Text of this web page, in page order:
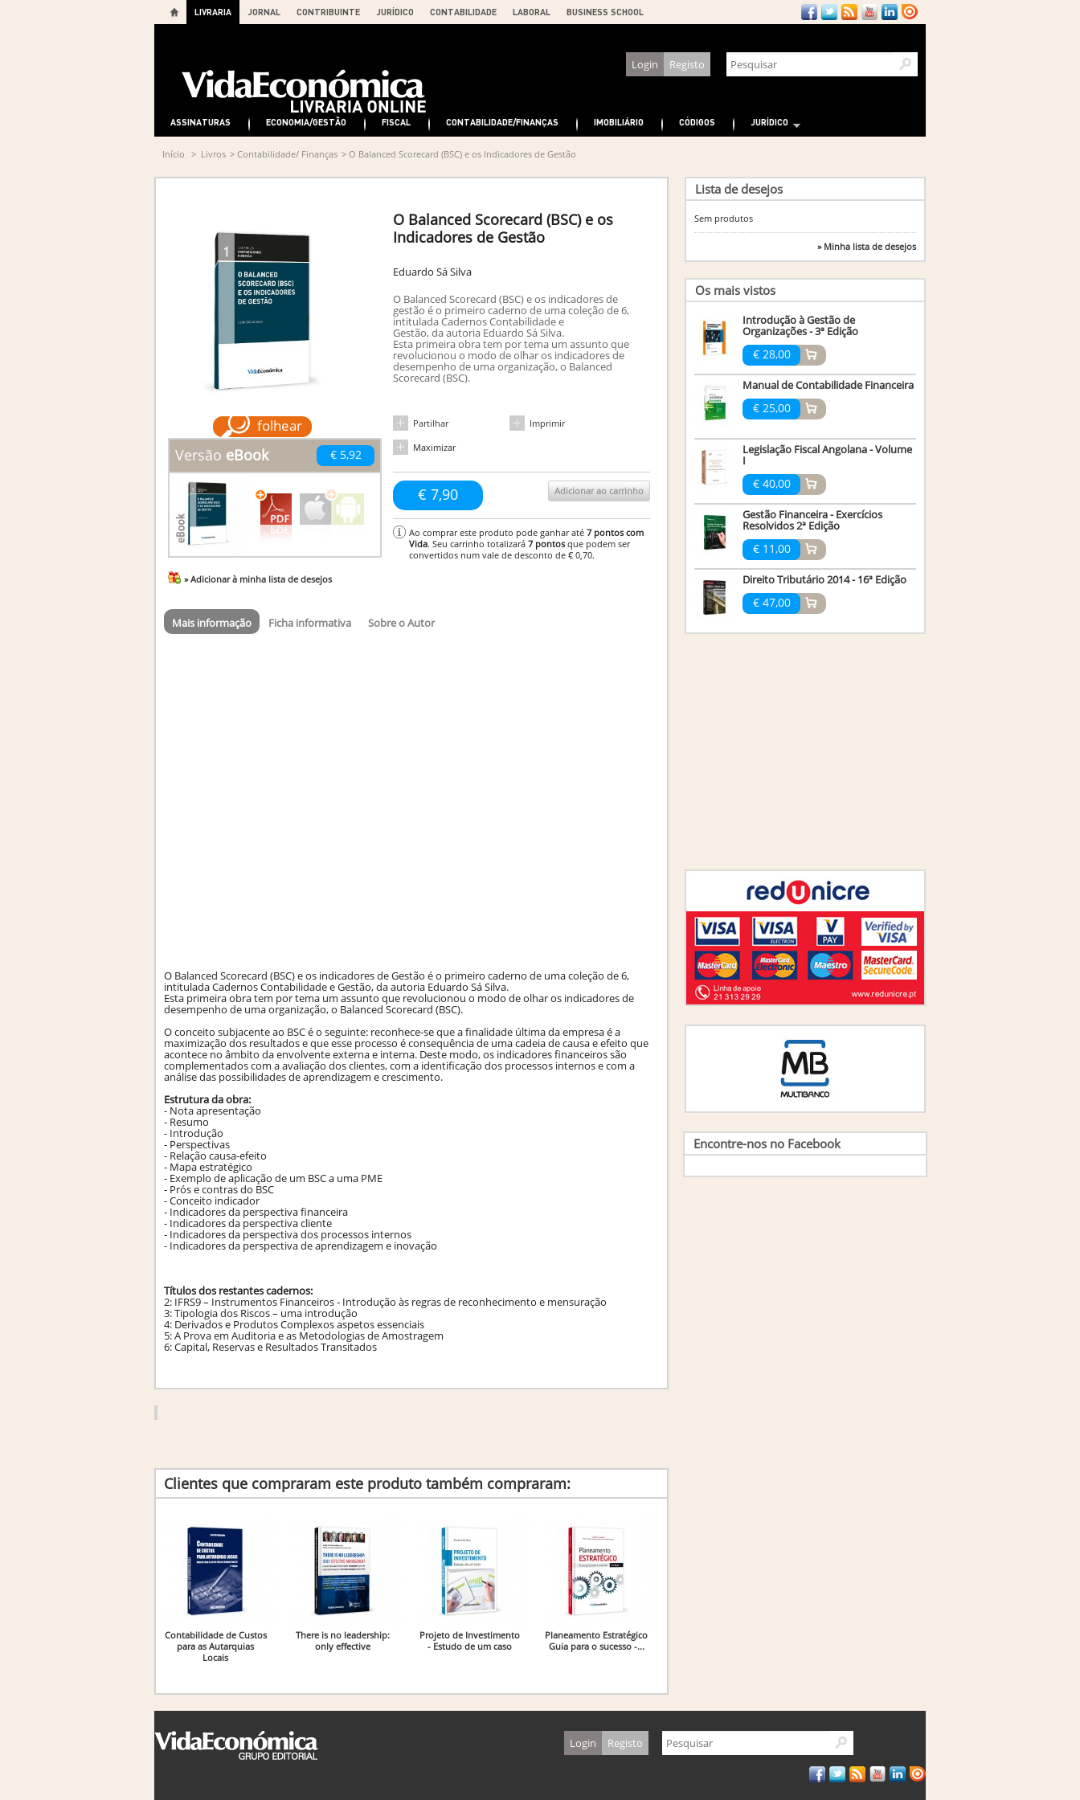
LIVRARIA JORNAL CONTRIBUINTE JURÍDICO CONTABILIDADE LABORAL BUSINESS SCHOOL
Login Registo
ASSINATURAS ECONOMIA/GESTÃO FISCAL CONTABILIDADE/FINANÇAS IMOBILIÁRIO CÓDIGOS JURÍDICO
Início > Livros > Contabilidade/ Finanças > O Balanced Scorecard (BSC) e os Indicadores de Gestão
folhear
Versão eBook € 5,92
» Adicionar à minha lista de desejos
O Balanced Scorecard (BSC) e os
Indicadores de Gestão
Eduardo Sá Silva
O Balanced Scorecard (BSC) e os indicadores de
gestão é o primeiro caderno de uma coleção de 6,
intitulada Cadernos Contabilidade e
Gestão, da autoria Eduardo Sá Silva.
Esta primeira obra tem por tema um assunto que
revolucionou o modo de olhar os indicadores de
desempenho de uma organização, o Balanced
Scorecard (BSC).
Partilhar
Imprimir
Maximizar
€ 7,90 Adicionar ao carrinho
Ao comprar este produto pode ganhar até 7pontos com
Vida. Seu carrinho totalizará 7pontos que podem ser
convertidos num vale de desconto de € 0,70.
Mais informação Ficha informativa Sobre o Autor
O Balanced Scorecard (BSC) e os indicadores de Gestão é o primeiro caderno de uma coleção de 6,
intitulada Cadernos Contabilidade e Gestão, da autoria Eduardo Sá Silva.
Esta primeira obra tem por tema um assunto que revolucionou o modo de olhar os indicadores de
desempenho de uma organização, o Balanced Scorecard (BSC).
O conceito subjacente ao BSC é o seguinte: reconhece-se que a finalidade última da empresa é a
maximização dos resultados e que esse processo é consequência de uma cadeia de causa e efeito que
acontece no âmbito da envolvente externa e interna. Deste modo, os indicadores financeiros são
complementados com a avaliação dos clientes, com a identificação dos processos internos e com a
análise das possibilidades de aprendizagem e crescimento.
Estrutura da obra:
- Nota apresentação
- Resumo
- Introdução
- Perspectivas
- Relação causa-efeito
- Mapa estratégico
- Exemplo de aplicação de um BSC a uma PME
- Prós e contras do BSC
- Conceito indicador
- Indicadores da perspectiva financeira
- Indicadores da perspectiva cliente
- Indicadores da perspectiva dos processos internos
- Indicadores da perspectiva de aprendizagem e inovação
Títulos dos restantes cadernos:
2: IFRS9 – Instrumentos Financeiros - Introdução às regras de reconhecimento e mensuração
3: Tipologia dos Riscos – uma introdução
4: Derivados e Produtos Complexos aspetos essenciais
5: A Prova em Auditoria e as Metodologias de Amostragem
6: Capital, Reservas e Resultados Transitados
Clientes que compraram este produto também compraram:
Contabilidade de Custos
para as Autarquias
Locais
There is no leadership:
only effective
Projeto de Investimento
- Estudo de um caso
Planeamento Estratégico
Guia para o sucesso -...
Lista de desejos
Sem produtos
» Minha lista de desejos
Os mais vistos
Introdução à Gestão de
Organizações - 3ª Edição
€ 28,00
Manual de Contabilidade Financeira
€ 25,00
Legislação Fiscal Angolana - Volume
I
€ 40,00
Gestão Financeira - Exercícios
Resolvidos 2ª Edição
€ 11,00
Direito Tributário 2014 - 16ª Edição
€ 47,00
Encontre-nos no Facebook
Login Registo